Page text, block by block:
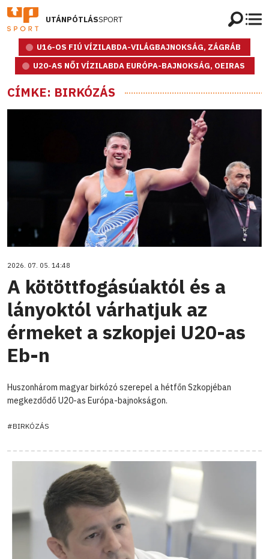
UTÁNPÓTLÁSSPORT
U16-OS FIÚ VÍZILABDA-VILÁGBAJNOKSÁG, ZÁGRÁB
U20-AS NŐI VÍZILABDA EURÓPA-BAJNOKSÁG, OEIRAS
CÍMKE: BIRKÓZÁS
2026. 07. 05. 14:48
A kötöttfogásúaktól és a
lányoktól várhatjuk az
érmeket a szkopjei U20-as
Eb-n
Huszonhárom magyar birkózó szerepel a hétfőn Szkopjéban
megkezdődő U20-as Európa-bajnokságon.
#BIRKÓZÁS